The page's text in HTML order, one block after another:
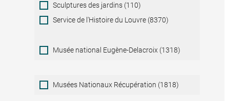
Sculptures des jardins (110)
Service de l'Histoire du Louvre (8370)
Musée national Eugène-Delacroix (1318)
Musées
Nationaux
Musées Nationaux Récupération (1818)